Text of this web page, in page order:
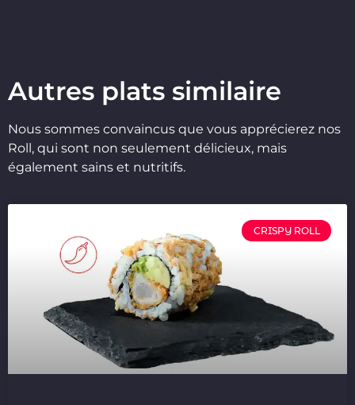
Autres plats similaire
Nous sommes convaincus que vous apprécierez nos
Roll, qui sont non seulement délicieux, mais
également sains et nutritifs.
CRISPY ROLL